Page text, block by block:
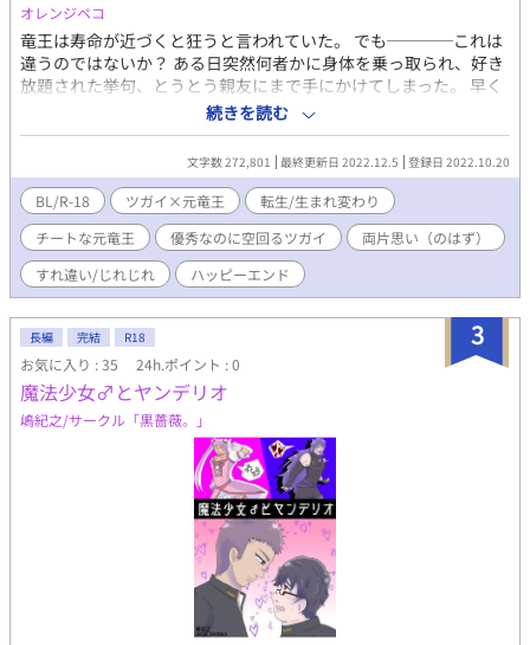
オレンジペコ
竜王は寿命が近づくと狂うと言われていた。 でも────これは
違うのではないか？ ある日突然何者かに身体を乗っ取られ、好き
放題された挙句、とうとう親友にまで手にかけてしまった。 早く
俺を殺して…。 そう願う俺にやっと死はやってきた。 女神は言
う。 この世界には数百年に一度異世界からの魂が紛れ込んでき
て、誰かの身体を乗っ取ってしまうのです、と。 『憑依病』と神
の世界では言われている現象なんだとか。 そして憑依病にかかっ
た者は望まぬ行動をさせられた挙句死ぬしかない。 しかも呪われ
ている？！ 親友のツガイをも手に掛けた事で、盛大に恨まれて親
友に呪われてしまった。 愛する女性が現れたとしても決して結婚
などできないし、子を為すこともできないという呪い────。
憑依病の犠牲者の魂は神の救済を受け記憶を持ったまま転生させ
ても幸せになんてなれないだろう。 そんな俺を哀れんだ女神は俺
に女神の祝福を与えてくれた。 「貴方は幸せになるべきだと思い
ますよ？どうか次の生では幸せを掴み取ってくださいね」 そして
生まれ変わった世界は元いた世界とは違い、魔法のない、人族だ
けが住む世界だった。 これは前世で出会えなかった、ツガイと俺
続きを読む
文字数 272,801 最終更新日 2022.12.5 登録日 2022.10.20
BL/R-18 ツガイ×元竜王
転生/生まれ変わり
チートな元竜王
優秀なのに空回るツガイ
両片思い（のはず）
すれ違い/じれじれ
ハッピーエンド
3
長編 完結 R18
お気に入り : 35 24h.ポイント : 0
魔法少女♂とヤンデリオ
嶋紀之/サークル「黒薔薇。」